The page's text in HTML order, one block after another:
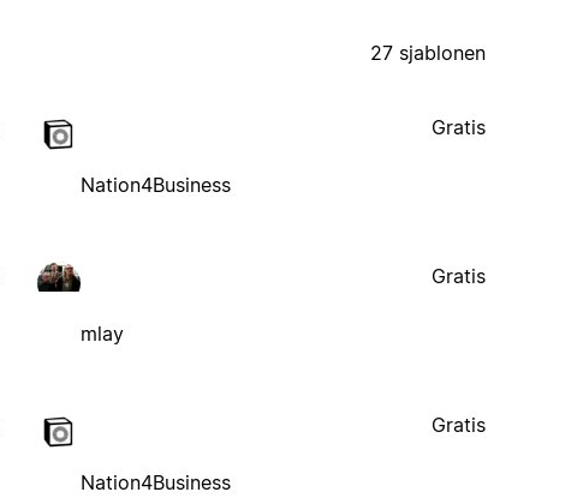
27 sjablonen
Nation4Business
Gratis
mlay
Gratis
Nation4Business
Gratis